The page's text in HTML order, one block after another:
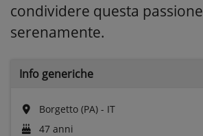
condividere questa passione
serenamente.
Info generiche
Borgetto (PA) - IT
47 anni